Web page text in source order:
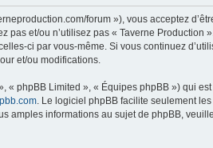
forum »), vous acceptez
pas et/ou n’utilisez pas « Taverne Production
ci par vous-même. Si vous continuez
et/ou modifications.
phpBB Limited », « Équipes phpBB ») qui
. Le logiciel phpBB facilite seulement
amples informations au sujet de phpBB,